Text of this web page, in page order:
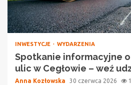
INWESTYCJE WYDARZENIA
Spotkanie informacyjne
ulic w Cegłowie – weź
Anna Kozłowska 30 czerwca 2026